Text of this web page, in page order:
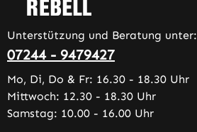
Unterstützung und Beratung unter:
07244 - 9479427
Mo, Di, Do & Fr: 16.30 - 18.30 Uhr
Mittwoch: 12.30 - 18.30 Uhr
Samstag: 10.00 - 16.00 Uhr